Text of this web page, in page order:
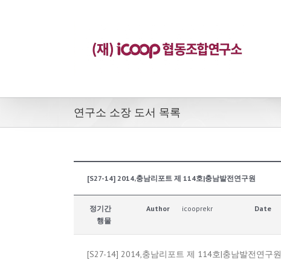
연구소 소장 도서 목록
[S27-14] 2014,충남리포트 제 114호|충남발전연구원
정기간
행물
Author icooprekr Date
[S27-14] 2014,충남리포트 제 114호|충남발전연구원